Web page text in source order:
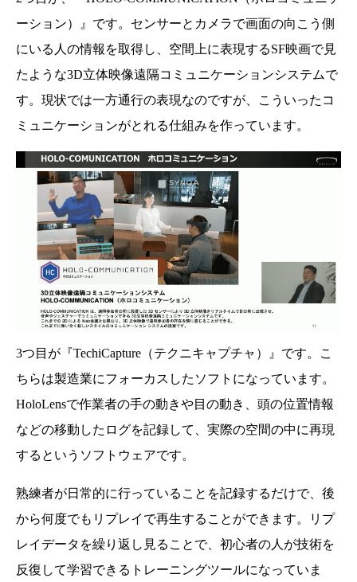
ーション）』です。センサーとカメラで画面の向こう側
にいる人の情報を取得し、空間上に表現するSF映画で見
たような3D立体映像遠隔コミュニケーションシステムで
す。現状では一方通行の表現なのですが、こういったコ
ミュニケーションがとれる仕組みを作っています。
3つ目が『TechiCapture（テクニキャプチャ）』です。こ
ちらは製造業にフォーカスしたソフトになっています。
HoloLensで作業者の手の動きや目の動き、頭の位置情報
などの移動したログを記録して、実際の空間の中に再現
するというソフトウェアです。
熟練者が日常的に行っていることを記録するだけで、後
から何度でもリプレイで再生することができます。リプ
レイデータを繰り返し見ることで、初心者の人が技術を
反復して学習できるトレーニングツールになっていま
建設IT／DX
質疑応答